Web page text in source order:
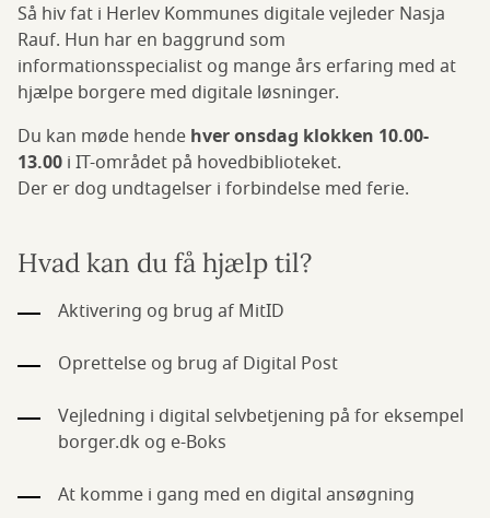
Så hiv fat i Herlev Kommunes digitale vejleder Nasja
Rauf. Hun har en baggrund som
informationsspecialist og mange års erfaring med at
hjælpe borgere med digitale løsninger.
Du kan møde hende hver onsdag klokken 10.00-
13.00 i IT-området på hovedbiblioteket.
Der er dog undtagelser i forbindelse med ferie.
Hvad kan du få hjælp til?
Aktivering og brug af MitID
Oprettelse og brug af Digital Post
Vejledning i digital selvbetjening på for eksempel
borger.dk og e-Boks
At komme i gang med en digital ansøgning